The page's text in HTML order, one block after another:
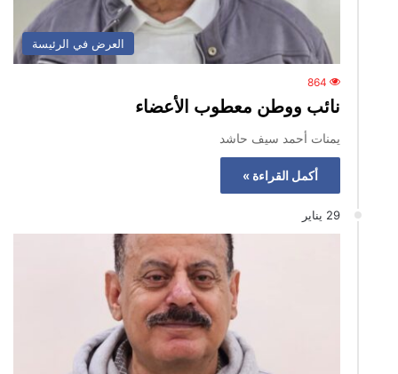
العرض في الرئيسة
864
نائب ووطن معطوب الأعضاء
يمنات أحمد سيف حاشد
أكمل القراءة »
29 يناير